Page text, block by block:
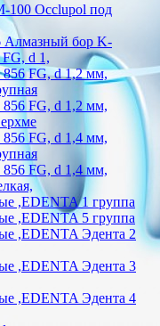
100 Occlupol под
Алмазный бор K-
d 1,
FG, d 1,2 мм,
FG, d 1,2 мм,
FG, d 1,4 мм,
FG, d 1,4 мм,
,EDENTA 1 группа
,EDENTA 5 группа
,EDENTA Эдента 2
,EDENTA Эдента 3
,EDENTA Эдента 4